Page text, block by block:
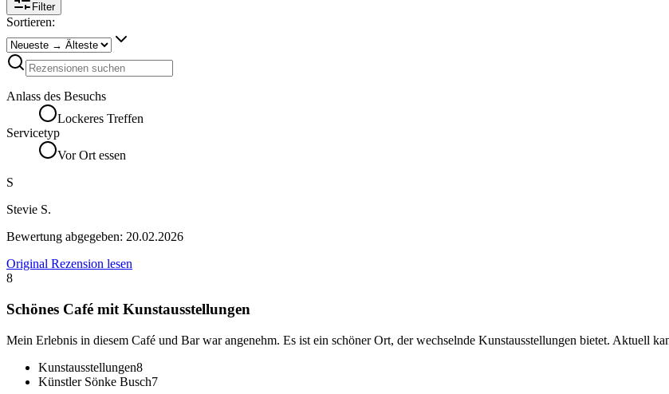
Filter
Sortieren:
Anlass des Besuchs
Lockeres Treffen
Servicetyp
Vor Ort essen
S
Stevie S.
Bewertung abgegeben: 20.02.2026
Original Rezension lesen
8
Schönes Café mit Kunstausstellungen
Mein Erlebnis in diesem Café und Bar war angenehm. Es ist ein schöner Ort, der wechselnde Kunstausstellungen bietet. Aktuell
Kunstausstellungen8
Künstler Sönke Busch7